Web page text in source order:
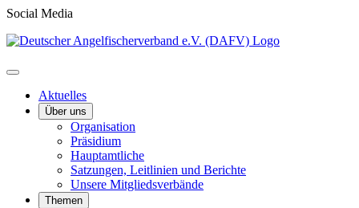
Social Media
Aktuelles
Über uns
Organisation
Präsidium
Hauptamtliche
Satzungen, Leitlinien und Berichte
Unsere Mitgliedsverbände
Themen